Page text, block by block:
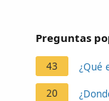
Preguntas
43 ¿Qué
20